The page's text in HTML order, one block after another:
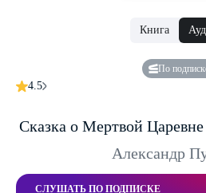
Книга
По
4.5
Сказка о Мертвой
Александр
СЛУШАТЬ ПО ПОДПИСКЕ